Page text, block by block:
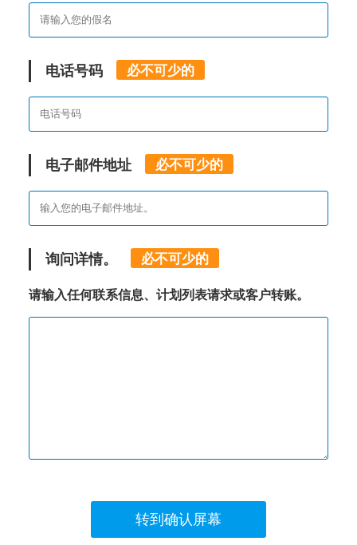
电话号码 必不可少的
电子邮件地址 必不可少的
询问详情。 必不可少的
请输入任何联系信息、计划列表请求或客户转账。